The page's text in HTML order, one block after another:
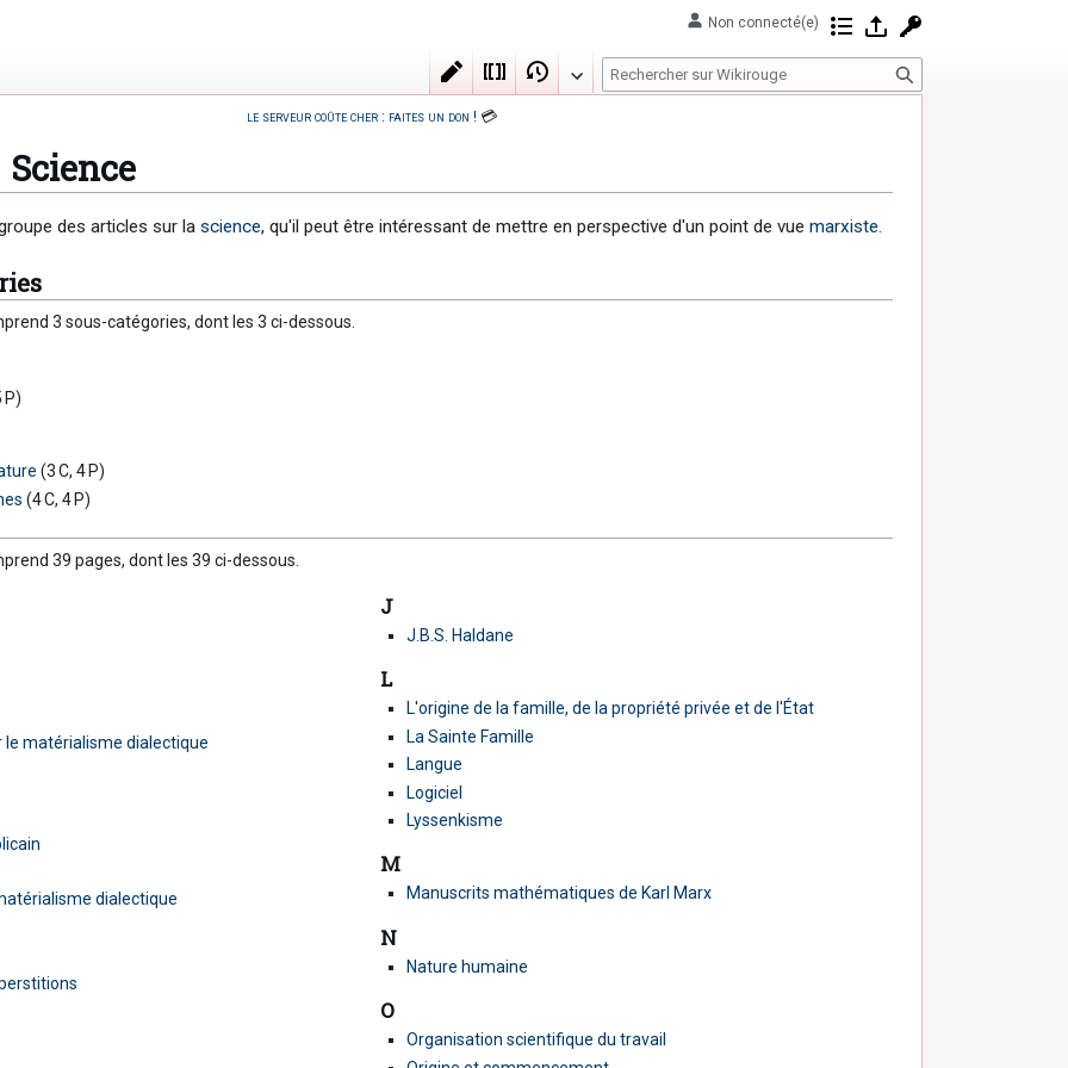
le serveur coûte cher : faites un don ! 💳
Science
des articles sur la science, qu'il peut être intéressant de mettre en perspective d'un point de vue marxiste.
3 sous-catégories, dont les 3 ci-dessous.
P)
(3 C, 4 P)
(4 C, 4 P)
39 pages, dont les 39 ci-dessous.
le matérialisme dialectique
dialectique
J
J.B.S. Haldane
L
L'origine de la famille, de la propriété privée et de l'État
La Sainte Famille
Langue
Logiciel
Lyssenkisme
M
Manuscrits mathématiques de Karl Marx
N
Nature humaine
O
Organisation scientifique du travail
Non connecté(e) Contributions
Se connecter
ModifierWikicodeHistorique
R
e
e
r